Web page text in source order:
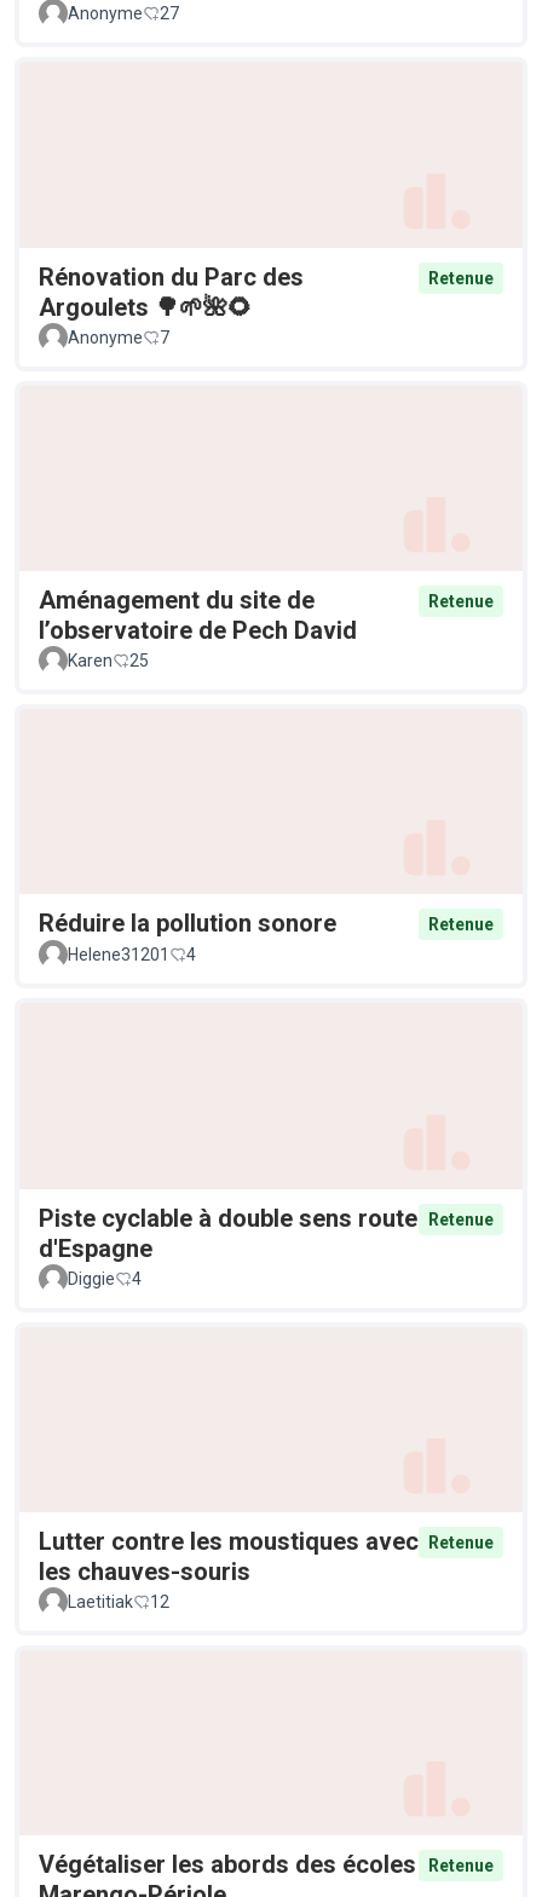
Anonyme 27
Rénovation du Parc des
Argoulets 🌳🌱🌺🌻
Retenue
Anonyme 7
Aménagement du site de
l’observatoire de Pech David
Retenue
Karen 25
Réduire la pollution sonore
Retenue
Helene31201
4
Piste cyclable à double sens route
d'Espagne
Retenue
Diggie 4
Lutter contre les moustiques avec
les chauves-souris
Retenue
Laetitiak 12
Végétaliser les abords des écoles
Retenue